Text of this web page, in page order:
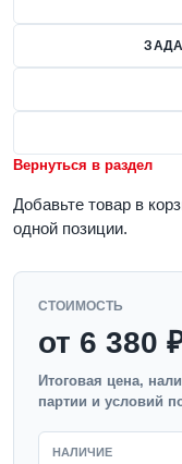
Вернуться в раздел
Добавьте товар в
одной позиции.
СТОИМОСТЬ
от 6 380
Итоговая цена,
партии и условий
НАЛИЧИЕ